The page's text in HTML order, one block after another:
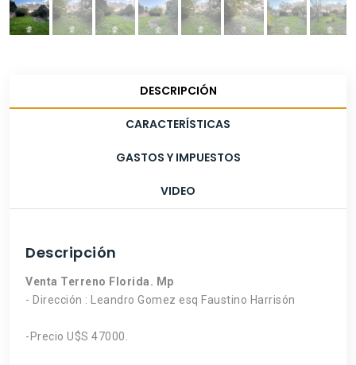
DESCRIPCIÓN
CARACTERÍSTICAS
GASTOS Y IMPUESTOS
VIDEO
Descripción
Venta Terreno Florida. Mp
- Dirección : Leandro Gomez esq Faustino Harrisón
-Precio U$S 47000.